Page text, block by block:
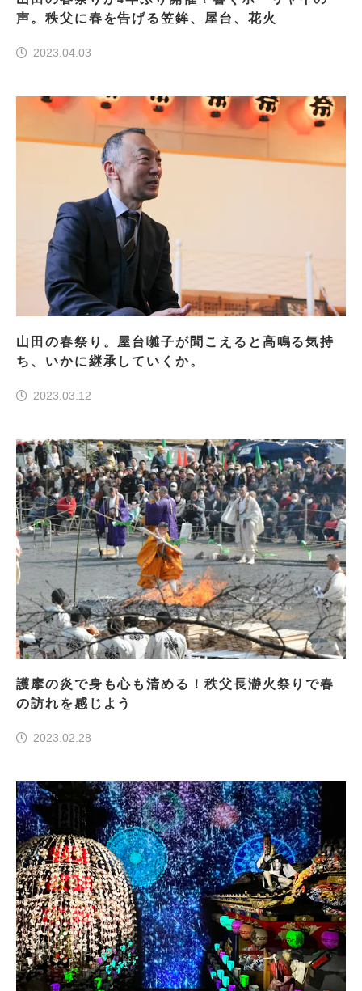
声。秩父に春を告げる笠鉾、屋台、花火
2023.04.03
山田の春祭り。屋台囃子が聞こえると高鳴る気持
ち、いかに継承していくか。
2023.03.12
護摩の炎で身も心も清める！秩父長瀞火祭りで春
の訪れを感じよう
2023.02.28